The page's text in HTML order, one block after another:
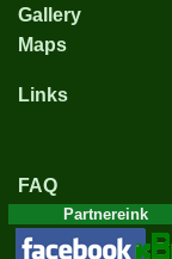
Gallery
Maps
Links
FAQ
Partnereink